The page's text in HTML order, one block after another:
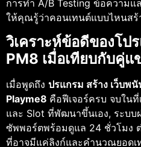
การทำ A/B Testing ข้อความแ
ให้คุณรู้ว่าคอนเทนต์แบบไหนสร้
วิเคราะห์ข้อดีของโป
PM8 เมื่อเทียบกับคู่แ
เมื่อพูดถึง ปรแกรม สร้าง เว็บพนั
Playme8 คือฟีเจอร์ครบ จบใน
และ Slot ที่พัฒนาขึ้นเอง, ระบ
ซัพพอร์ตพร้อมดูแล 24 ชั่วโมง
ที่อาจมีแค่ลิงก์และคำนวณยอดเ